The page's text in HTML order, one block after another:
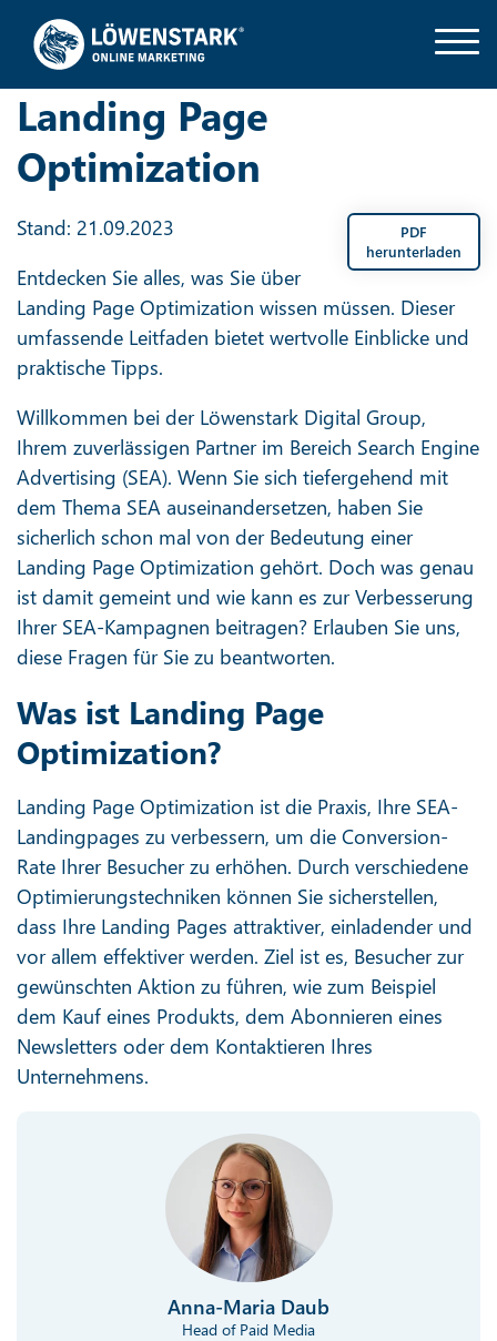
Landing Page
Optimization
PDF
herunterladen
Stand: 21.09.2023
Entdecken Sie alles, was Sie über
Landing Page Optimization wissen müssen. Dieser
umfassende Leitfaden bietet wertvolle Einblicke und
praktische Tipps.
Willkommen bei der Löwenstark Digital Group,
Ihrem zuverlässigen Partner im Bereich Search Engine
Advertising (SEA). Wenn Sie sich tiefergehend mit
dem Thema SEA auseinandersetzen, haben Sie
sicherlich schon mal von der Bedeutung einer
Landing Page Optimization gehört. Doch was genau
ist damit gemeint und wie kann es zur Verbesserung
Ihrer SEA-Kampagnen beitragen? Erlauben Sie uns,
diese Fragen für Sie zu beantworten.
Was ist Landing Page
Optimization?
Landing Page Optimization ist die Praxis, Ihre SEA-
Landingpages zu verbessern, um die Conversion-
Rate Ihrer Besucher zu erhöhen. Durch verschiedene
Optimierungstechniken können Sie sicherstellen,
dass Ihre Landing Pages attraktiver, einladender und
vor allem effektiver werden. Ziel ist es, Besucher zur
gewünschten Aktion zu führen, wie zum Beispiel
dem Kauf eines Produkts, dem Abonnieren eines
Newsletters oder dem Kontaktieren Ihres
Unternehmens.
Anna-Maria Daub
Head of Paid Media